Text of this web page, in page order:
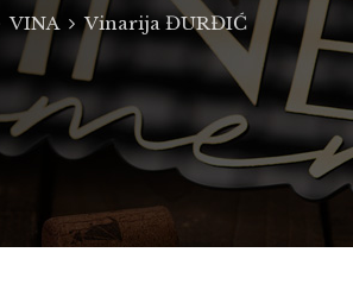
VINA Vinarija ĐURĐIĆ